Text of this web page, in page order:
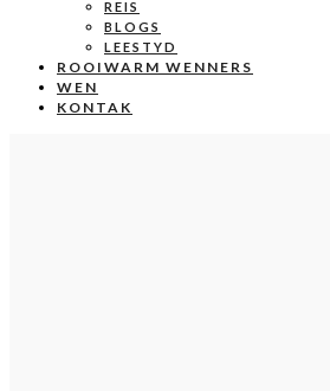
REIS
BLOGS
LEESTYD
ROOIWARM WENNERS
WEN
KONTAK